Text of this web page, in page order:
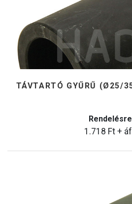
TÁVTARTÓ GYŰRŰ (Ø25/
Rendelésre
1.718 Ft +